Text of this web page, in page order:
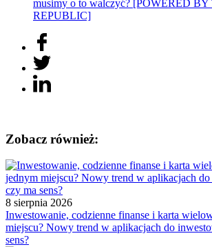
musimy o to walczyć? [POWERED
REPUBLIC]
Zobacz również:
8 sierpnia 2026
Inwestowanie, codzienne finanse i karta
miejscu? Nowy trend w aplikacjach do
sens?